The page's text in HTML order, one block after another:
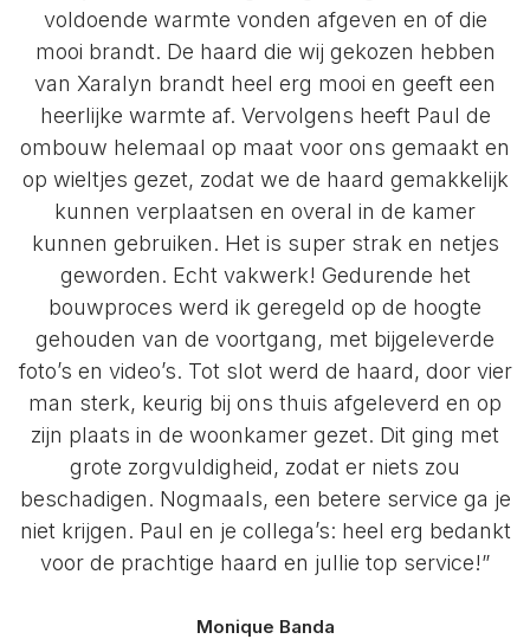
voldoende warmte vonden afgeven en of die
mooi brandt. De haard die wij gekozen hebben
van Xaralyn brandt heel erg mooi en geeft een
heerlijke warmte af. Vervolgens heeft Paul de
ombouw helemaal op maat voor ons gemaakt en
op wieltjes gezet, zodat we de haard gemakkelijk
kunnen verplaatsen en overal in de kamer
kunnen gebruiken. Het is super strak en netjes
geworden. Echt vakwerk! Gedurende het
bouwproces werd ik geregeld op de hoogte
gehouden van de voortgang, met bijgeleverde
foto’s en video’s. Tot slot werd de haard, door vier
man sterk, keurig bij ons thuis afgeleverd en op
zijn plaats in de woonkamer gezet. Dit ging met
grote zorgvuldigheid, zodat er niets zou
beschadigen. Nogmaals, een betere service ga je
niet krijgen. Paul en je collega’s: heel erg bedankt
voor de prachtige haard en jullie top service!”
Monique Banda